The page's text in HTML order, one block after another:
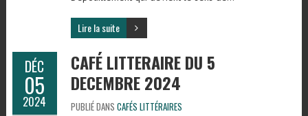
Lire la suite
DÉC
05
2024
CAFÉ LITTERAIRE DU 5
DECEMBRE 2024
PUBLIÉ DANS CAFÉS LITTÉRAIRES